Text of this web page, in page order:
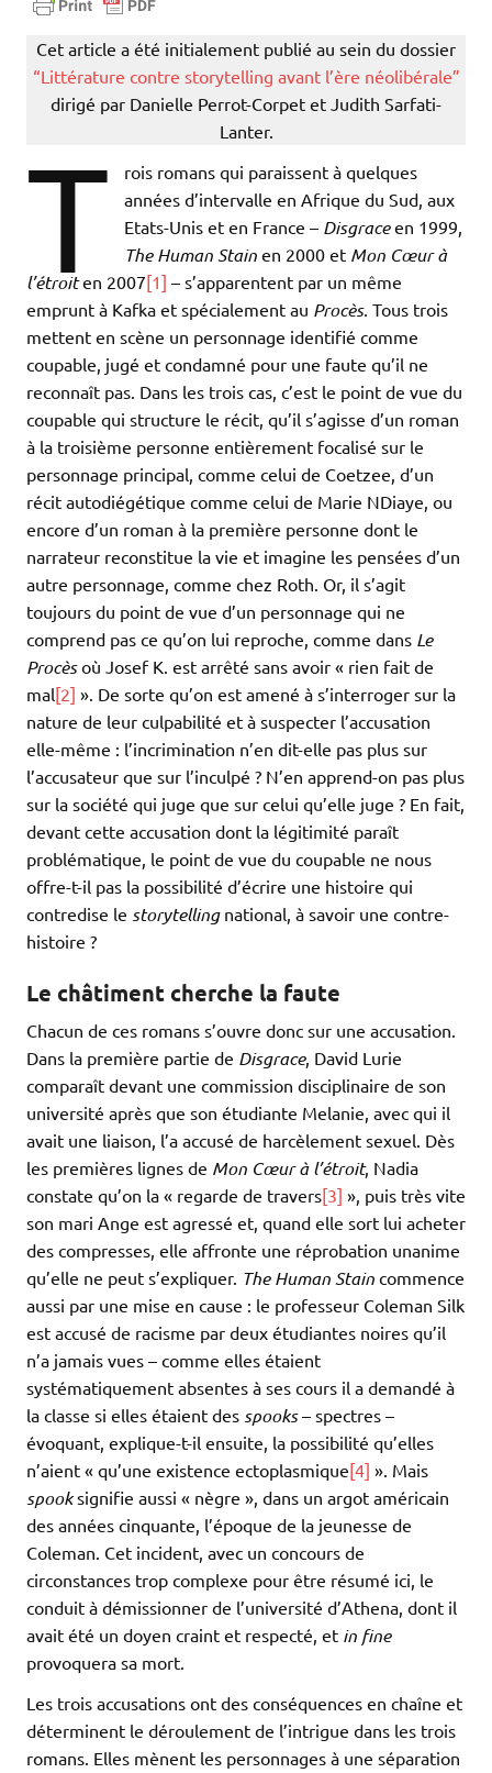
Cet article a été initialement publié au sein du dossier
“Littérature contre storytelling avant l’ère néolibérale”
dirigé par Danielle Perrot-Corpet et Judith Sarfati-
Lanter.
T
rois romans qui paraissent à quelques
années d’intervalle en Afrique du Sud, aux
Etats-Unis et en France – Disgraceen 1999,
The Human Stain en 2000 et Mon Cœur à
l’étroiten 2007[1] – s’apparentent par un même
emprunt à Kafka et spécialement au Procès. Tous trois
mettent en scène un personnage identifié comme
coupable, jugé et condamné pour une faute qu’il ne
reconnaît pas. Dans les trois cas, c’est le point de vue du
coupable qui structure le récit, qu’il s’agisse d’un roman
à la troisième personne entièrement focalisé sur le
personnage principal, comme celui de Coetzee, d’un
récit autodiégétique comme celui de Marie NDiaye, ou
encore d’un roman à la première personne dont le
narrateur reconstitue la vie et imagine les pensées d’un
autre personnage, comme chez Roth. Or, il s’agit
toujours du point de vue d’un personnage qui ne
comprend pas ce qu’on lui reproche, comme dans Le
Procèsoù Josef K. est arrêté sans avoir « rien fait de
mal[2] ». De sorte qu’on est amené à s’interroger sur la
nature de leur culpabilité et à suspecter l’accusation
elle-même : l’incrimination n’en dit-elle pas plus sur
l’accusateur que sur l’inculpé ? N’en apprend-on pas plus
sur la société qui juge que sur celui qu’elle juge ? En fait,
devant cette accusation dont la légitimité paraît
problématique, le point de vue du coupable ne nous
offre-t-il pas la possibilité d’écrire une histoire qui
contredise le storytellingnational, à savoir une contre-
histoire ?
Le châtiment cherche la faute
Chacun de ces romans s’ouvre donc sur une accusation.
Dans la première partie de Disgrace, David Lurie
comparaît devant une commission disciplinaire de son
université après que son étudiante Melanie, avec qui il
avait une liaison, l’a accusé de harcèlement sexuel. Dès
les premières lignes de Mon Cœur à l’étroit, Nadia
constate qu’on la « regarde de travers[3] », puis très vite
son mari Ange est agressé et, quand elle sort lui acheter
des compresses, elle affronte une réprobation unanime
qu’elle ne peut s’expliquer. The Human Stain commence
aussi par une mise en cause : le professeur Coleman Silk
est accusé de racisme par deux étudiantes noires qu’il
n’a jamais vues – comme elles étaient
systématiquement absentes à ses cours il a demandé à
la classe si elles étaient des spooks– spectres –
évoquant, explique-t-il ensuite, la possibilité qu’elles
n’aient « qu’une existence ectoplasmique[4] ». Mais
spooksignifie aussi « nègre », dans un argot américain
des années cinquante, l’époque de la jeunesse de
Coleman. Cet incident, avec un concours de
circonstances trop complexe pour être résumé ici, le
conduit à démissionner de l’université d’Athena, dont il
avait été un doyen craint et respecté, et in fine
provoquera sa mort.
Les trois accusations ont des conséquences en chaîne et
déterminent le déroulement de l’intrigue dans les trois
romans. Elles mènent les personnages à une séparation